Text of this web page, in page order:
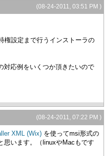
(08-24-2011, 03:51 PM )
権設定まで行うインストーラの
対応例をいくつか頂きたいので
(08-24-2011, 07:22 PM )
XML (Wix) を使ってmsi形式の
思います。（linuxやMacもです